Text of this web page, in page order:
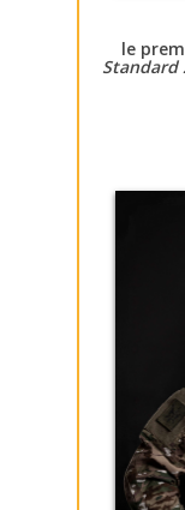
le
Standard